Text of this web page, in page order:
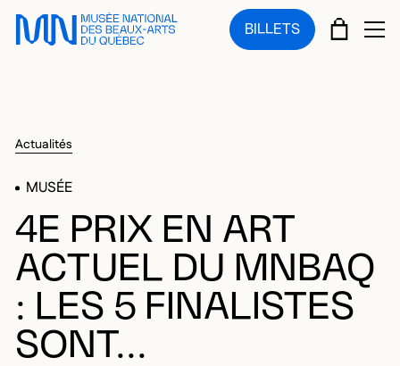
Sauter au menu principal
Sauter au contenu principal
Sauter au pied de page
BILLETS PANIER
Actualités
MUSÉE
4E PRIX EN ART
ACTUEL DU MNBAQ
: LES 5 FINALISTES
SONT...